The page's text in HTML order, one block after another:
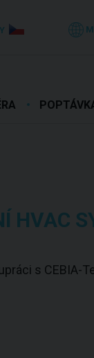
HVAC
s CEBIA-